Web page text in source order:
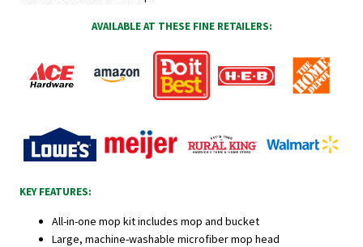
AVAILABLE AT THESE FINE RETAILERS:
KEY FEATURES:
All-in-one mop kit includes mop and bucket
Large, machine-washable microfiber mop head